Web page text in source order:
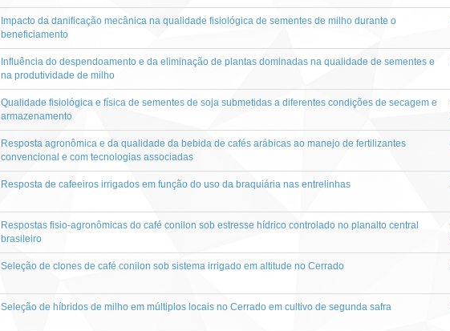
Impacto da danificação mecânica na qualidade fisiológica de sementes de milho durante o
beneficiamento
Influência do despendoamento e da eliminação de plantas dominadas na qualidade de sementes e
na produtividade de milho
Qualidade fisiológica e física de sementes de soja submetidas a diferentes condições de secagem e
armazenamento
Resposta agronômica e da qualidade da bebida de cafés arábicas ao manejo de fertilizantes
convencional e com tecnologias associadas
Resposta de cafeeiros irrigados em função do uso da braquiária nas entrelinhas
Respostas fisio-agronômicas do café conilon sob estresse hídrico controlado no planalto central
brasileiro
Seleção de clones de café conilon sob sistema irrigado em altitude no Cerrado
Seleção de híbridos de milho em múltiplos locais no Cerrado em cultivo de segunda safra